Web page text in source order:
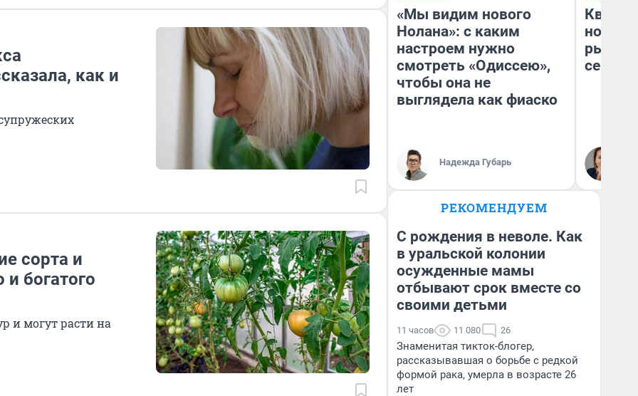
как и
сорта и
богатого
и могут расти на
«Мы видим нового
Нолана»: с каким
настроем нужно
смотреть «Одиссею»,
чтобы она не
выглядела как фиаско
Надежда Губарь
но
рынок
РЕКОМЕНДУЕМ
С рождения в неволе. Как
в уральской колонии
осужденные мамы
отбывают срок вместе со
своими детьми
11 часов 11 080 26
Знаменитая тикток-блогер,
рассказывавшая о борьбе с редкой
формой рака, умерла в возрасте 26
лет